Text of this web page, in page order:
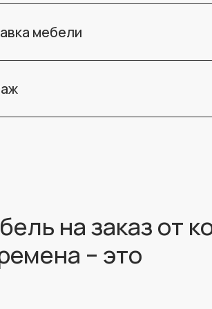
мебели
на заказ от
– это